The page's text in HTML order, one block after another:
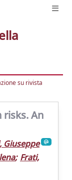
su rivista
risks. An
Giuseppe
; Frati,